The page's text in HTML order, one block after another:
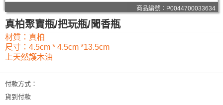
商品編號：P0044700033634
真柏聚寶瓶/把玩瓶/聞香瓶
材質：真柏
尺寸：4.5cm * 4.5cm *13.5cm
上天然護木油
付款方式：
貨到付款